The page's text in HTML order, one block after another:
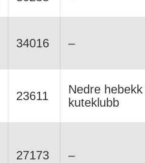
34016 –
23611
Nedre hebekk
kuteklubb
27173 –